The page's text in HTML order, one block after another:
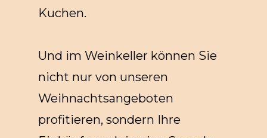
Kuchen.
Und im Weinkeller können Sie
nicht nur von unseren
Weihnachtsangeboten
profitieren, sondern Ihre